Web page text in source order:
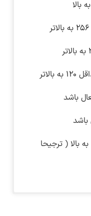
بالاتر
باشد
باشد
۵ به بالا ( ترجیحا